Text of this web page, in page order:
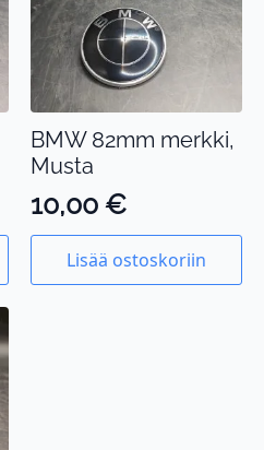
BMW 82mm merkki,
Musta
10,00 €
Lisää ostoskoriin